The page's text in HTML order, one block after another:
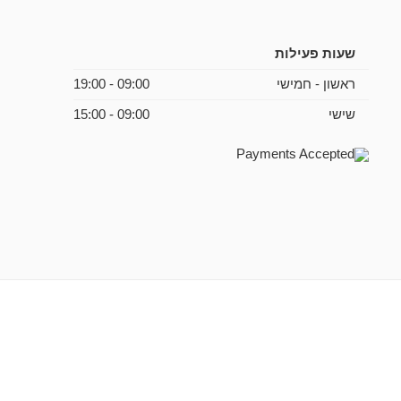
שעות פעילות
ראשון - חמישי 09:00 - 19:00
שישי 09:00 - 15:00